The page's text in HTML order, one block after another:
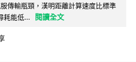
傳輸瓶頸，漢明距離計算速度比標準
耗能低...
閱讀全文